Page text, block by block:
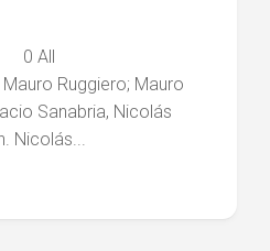
0 All
Mauro
Sanabria, Nicolás
Nicolás...